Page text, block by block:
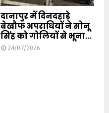
दानापुर में दिनदहाड़े
बेखौफ अपराधियों ने सोनू
सिंह को गोलियों से भूना...
24/07/2026